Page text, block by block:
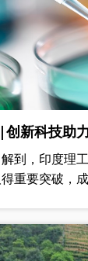
创新科技助
到，印度理
重要突破，